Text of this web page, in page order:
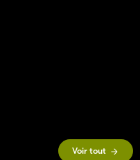
Voir tout